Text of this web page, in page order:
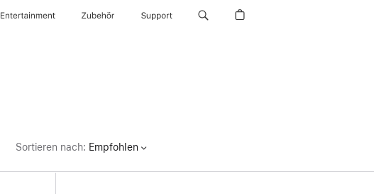
Entertainment Zubehör Support
Sortieren nach: Empfohlen